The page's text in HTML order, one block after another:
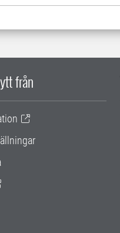
från